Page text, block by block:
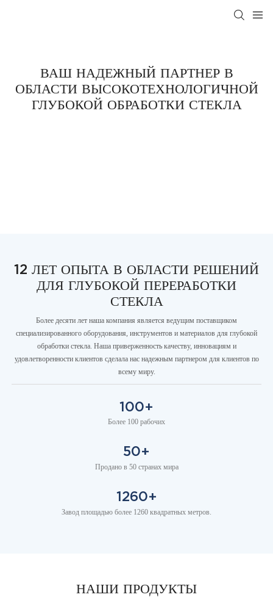
ВАШ НАДЕЖНЫЙ ПАРТНЕР В
ОБЛАСТИ ВЫСОКОТЕХНОЛОГИЧНОЙ
ГЛУБОКОЙ ОБРАБОТКИ СТЕКЛА
12 ЛЕТ ОПЫТА В ОБЛАСТИ РЕШЕНИЙ
ДЛЯ ГЛУБОКОЙ ПЕРЕРАБОТКИ
СТЕКЛА
Более десяти лет наша компания является ведущим поставщиком
специализированного оборудования, инструментов и материалов для глубокой
обработки стекла. Наша приверженность качеству, инновациям и
удовлетворенности клиентов сделала нас надежным партнером для клиентов по
всему миру.
100+
Более 100 рабочих
50+
Продано в 50 странах мира
1260+
Завод площадью более 1260 квадратных метров.
НАШИ ПРОДУКТЫ